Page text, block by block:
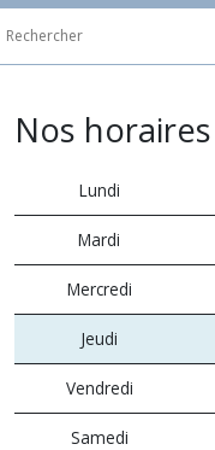
Nos horaires
Lundi
Mardi
Mercredi
Jeudi
Vendredi
Samedi